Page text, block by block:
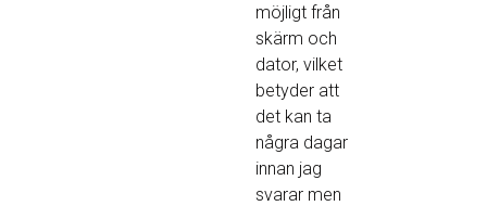
möjligt från
skärm och
dator, vilket
betyder att
det kan ta
några dagar
innan jag
svarar men